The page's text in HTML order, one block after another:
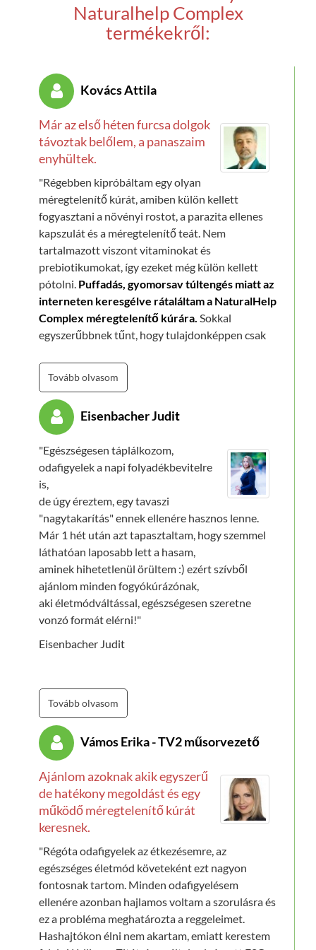
Naturalhelp Complex
termékekről:
Kovács Attila
Már az első héten furcsa dolgok
távoztak belőlem, a panaszaim
enyhültek.
"Régebben kipróbáltam egy olyan
méregtelenítő kúrát, amiben külön kellett
fogyasztani a növényi rostot, a parazita ellenes
kapszulát és a méregtelenítő teát. Nem
tartalmazott viszont vitaminokat és
prebiotikumokat, így ezeket még külön kellett
pótolni. Puffadás, gyomorsav túltengés miatt az
interneten keresgélve rátaláltam a NaturalHelp
Complex méregtelenítő kúrára. Sokkal
egyszerűbbnek tűnt, hogy tulajdonképpen csak
sokkal kedvezőbb. Megrendeltem 3 havi adagot.
Már az első héten furcsa dolgok távoztak
belőlem, a panaszaim enyhültek.
nyugodtabban tudtam aludni, és kipihentebben
ébredtem. A gyomorsav csökkentő tablettát
csak ritkán kellett szednem, a puffadásom is
megszűnt.Nekem legjobban úgy ízlett, amikor
natúr (vagy ízesített) ivójoghurtba keverve
fogyasztottam el."
Tovább olvasom
Eisenbacher Judit
"Egészségesen táplálkozom,
odafigyelek a napi folyadékbevitelre
is,
de úgy éreztem, egy tavaszi
"nagytakarítás" ennek ellenére hasznos lenne.
Már 1 hét után azt tapasztaltam, hogy szemmel
láthatóan laposabb lett a hasam,
aminek hihetetlenül örültem :) ezért szívből
ajánlom minden fogyókúrázónak,
aki életmódváltással, egészségesen szeretne
vonzó formát elérni!"
Eisenbacher Judit
Tovább olvasom
Vámos Erika - TV2 műsorvezető
Ajánlom azoknak akik egyszerű
de hatékony megoldást és egy
működő méregtelenítő kúrát
keresnek.
"Régóta odafigyelek az étkezésemre, az
egészséges életmód követeként ezt nagyon
fontosnak tartom. Minden odafigyelésem
ellenére azonban hajlamos voltam a szorulásra és
ez a probléma meghatározta a reggeleimet.
Hashajtókon élni nem akartam, emiatt kerestem